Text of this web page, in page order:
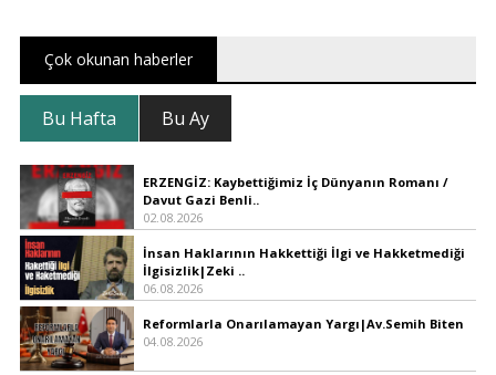
Çok okunan haberler
Bu Hafta Bu Ay
ERZENGİZ: Kaybettiğimiz İç Dünyanın Romanı /
Davut Gazi Benli..
02.08.2026
İnsan Haklarının Hakkettiği İlgi ve Hakketmediği
İlgisizlik|Zeki ..
06.08.2026
Reformlarla Onarılamayan Yargı|Av.Semih Biten
04.08.2026